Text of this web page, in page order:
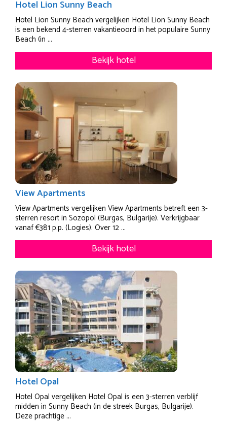
Hotel Lion Sunny Beach
Hotel Lion Sunny Beach vergelijken Hotel Lion Sunny Beach
is een bekend 4-sterren vakantieoord in het populaire Sunny
Beach (in ...
Bekijk hotel
View Apartments
View Apartments vergelijken View Apartments betreft een 3-
sterren resort in Sozopol (Burgas, Bulgarije). Verkrijgbaar
vanaf €381 p.p. (Logies). Over 12 ...
Bekijk hotel
Hotel Opal
Hotel Opal vergelijken Hotel Opal is een 3-sterren verblijf
midden in Sunny Beach (in de streek Burgas, Bulgarije).
Deze prachtige ...